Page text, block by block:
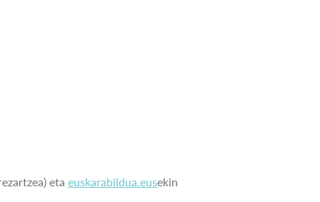
eta euskarabildua.eusekin